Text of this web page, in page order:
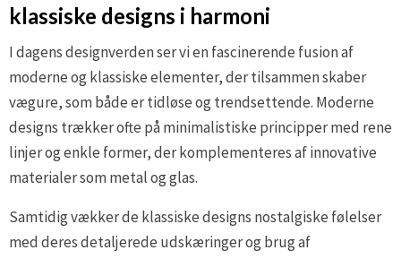
klassiske designs i harmoni
I dagens designverden ser vi en fascinerende fusion af
moderne og klassiske elementer, der tilsammen skaber
vægure, som både er tidløse og trendsettende. Moderne
designs trækker ofte på minimalistiske principper med rene
linjer og enkle former, der komplementeres af innovative
materialer som metal og glas.
Samtidig vækker de klassiske designs nostalgiske følelser
med deres detaljerede udskæringer og brug af